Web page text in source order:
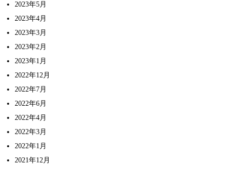
2023年5月
2023年4月
2023年3月
2023年2月
2023年1月
2022年12月
2022年7月
2022年6月
2022年4月
2022年3月
2022年1月
2021年12月